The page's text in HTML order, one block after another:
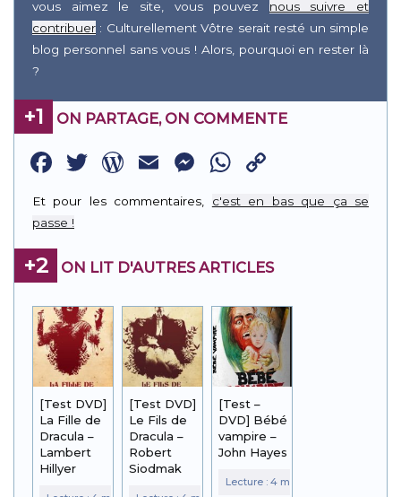
vous aimez le site, vous pouvez nous suivre et
contribuer : Culturellement Vôtre serait resté un simple
blog personnel sans vous ! Alors, pourquoi en rester là
?
+1 ON PARTAGE, ON COMMENTE
Facebook
Twitter
WordPress
EmailMessenger
WhatsApp
Link
Et pour les commentaires, c'est en bas que ça se
passe !
+2 ON LIT D'AUTRES ARTICLES
[Test DVD]
La Fille de
Dracula –
Lambert
Hillyer
[Test DVD]
Le Fils de
Dracula –
Robert
Siodmak
[Test –
DVD] Bébé
vampire –
John Hayes